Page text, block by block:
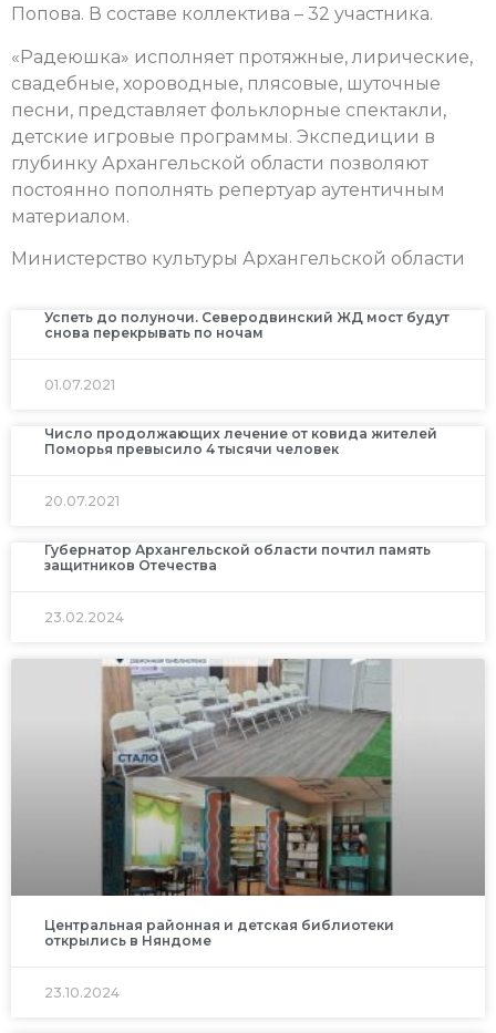
Попова. В составе коллектива – 32 участника.
«Радеюшка» исполняет протяжные, лирические,
свадебные, хороводные, плясовые, шуточные
песни, представляет фольклорные спектакли,
детские игровые программы. Экспедиции в
глубинку Архангельской области позволяют
постоянно пополнять репертуар аутентичным
материалом.
Министерство культуры Архангельской области
Успеть до полуночи. Северодвинский ЖД мост будут
снова перекрывать по ночам
01.07.2021
Число продолжающих лечение от ковида жителей
Поморья превысило 4 тысячи человек
20.07.2021
Губернатор Архангельской области почтил память
защитников Отечества
23.02.2024
Центральная районная и детская библиотеки
открылись в Няндоме
23.10.2024